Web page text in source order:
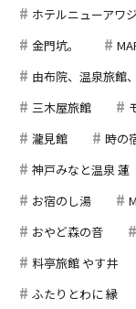
ホテルニューアワ
金門坑。
由布院、温泉旅館
三木屋旅館
瀧見館
時の
神戸みなと温泉 蓮
お宿のし湯
おやど森の音
料亭旅館 やす井
ふたりとわに 縁